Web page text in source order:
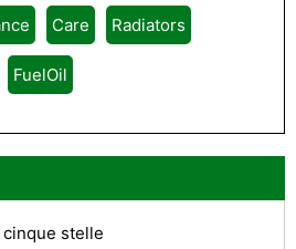
Care Radiators
FuelOil
stelle